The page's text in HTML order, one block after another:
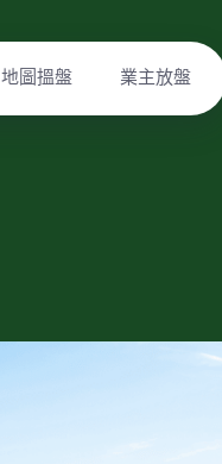
地圖搵盤 業主放盤